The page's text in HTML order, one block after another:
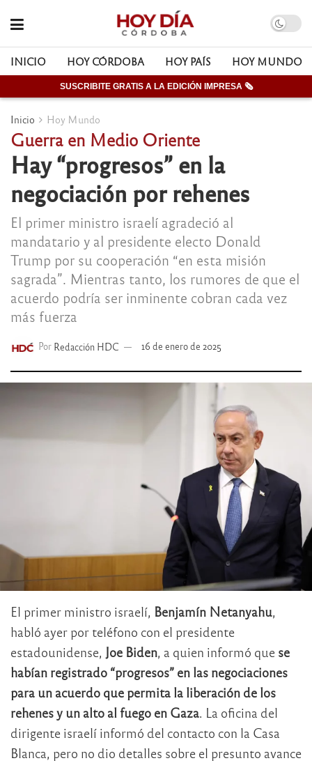
INICIO HOY CÓRDOBA HOY PAÍS HOY MUNDO
SUSCRIBITE GRATIS A LA EDICIÓN IMPRESA 🗞
Inicio Hoy Mundo
Guerra en Medio Oriente
Hay “progresos” en la
negociación por rehenes
El primer ministro israelí agradeció al
mandatario y al presidente electo Donald
Trump por su cooperación “en esta misión
sagrada”. Mientras tanto, los rumores de que el
acuerdo podría ser inminente cobran cada vez
más fuerza
Por Redacción HDC 16 de enero de 2025
El primer ministro israelí, Benjamín Netanyahu,
habló ayer por teléfono con el presidente
estadounidense, Joe Biden, a quien informó que se
habían registrado “progresos” en las negociaciones
para un acuerdo que permita la liberación de los
rehenes y un alto al fuego en Gaza. La oficina del
dirigente israelí informó del contacto con la Casa
Blanca, pero no dio detalles sobre el presunto avance